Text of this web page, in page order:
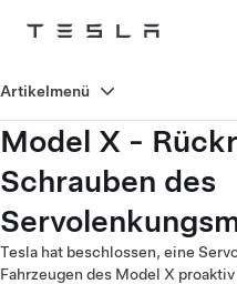
Tesla
Model X -
Schrauben des
Tesla hat beschlossen, eine
Fahrzeugen des Model X
Artikelmenü